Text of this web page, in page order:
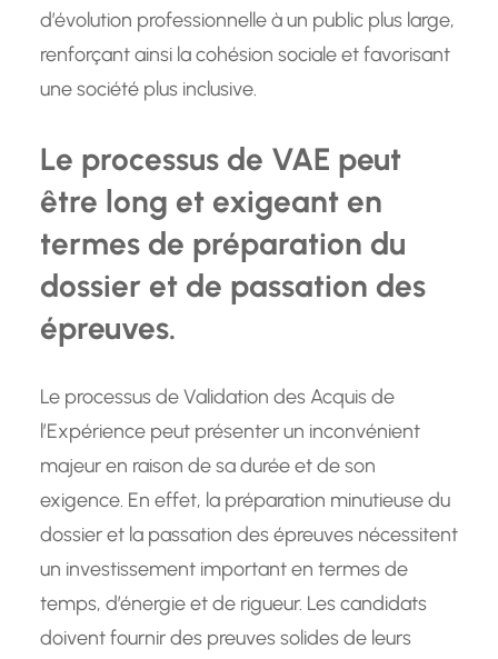
d’évolution professionnelle à un public plus large,
renforçant ainsi la cohésion sociale et favorisant
une société plus inclusive.
Le processus de VAE peut
être long et exigeant en
termes de préparation du
dossier et de passation des
épreuves.
Le processus de Validation des Acquis de
l’Expérience peut présenter un inconvénient
majeur en raison de sa durée et de son
exigence. En effet, la préparation minutieuse du
dossier et la passation des épreuves nécessitent
un investissement important en termes de
temps, d’énergie et de rigueur. Les candidats
doivent fournir des preuves solides de leurs